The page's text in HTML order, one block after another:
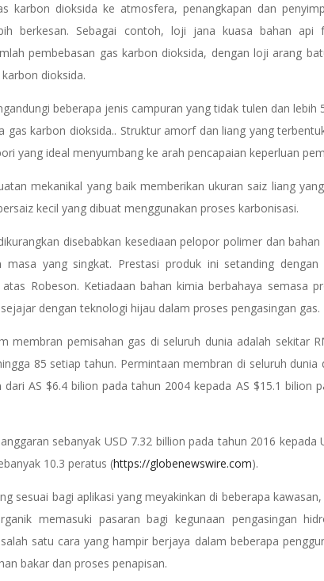
karbon dioksida ke atmosfera, penangkapan dan
berkesan. Sebagai contoh, loji jana kuasa bahan api
pembebasan gas karbon dioksida, dengan loji arang
dioksida.
beberapa jenis campuran yang tidak tulen dan lebih
gas karbon dioksida.. Struktur amorf dan liang yang
yang ideal menyumbang ke arah pencapaian keperluan
mekanikal yang baik memberikan ukuran saiz liang
kecil yang dibuat menggunakan proses karbonisasi.
disebabkan kesediaan pelopor polimer dan bahan
yang singkat. Prestasi produk ini setanding dengan
Robeson. Ketiadaan bahan kimia berbahaya semasa
dengan teknologi hijau dalam proses pengasingan gas.
membran pemisahan gas di seluruh dunia adalah sekitar
85 setiap tahun. Permintaan membran di seluruh dunia
AS $6.4 bilion pada tahun 2004 kepada AS $15.1 bilion
sebanyak USD 7.32 billion pada tahun 2016 kepada
10.3 peratus (https://globenewswire.com).
sesuai bagi aplikasi yang meyakinkan di beberapa
memasuki pasaran bagi kegunaan pengasingan
satu cara yang hampir berjaya dalam beberapa
bakar dan proses penapisan.